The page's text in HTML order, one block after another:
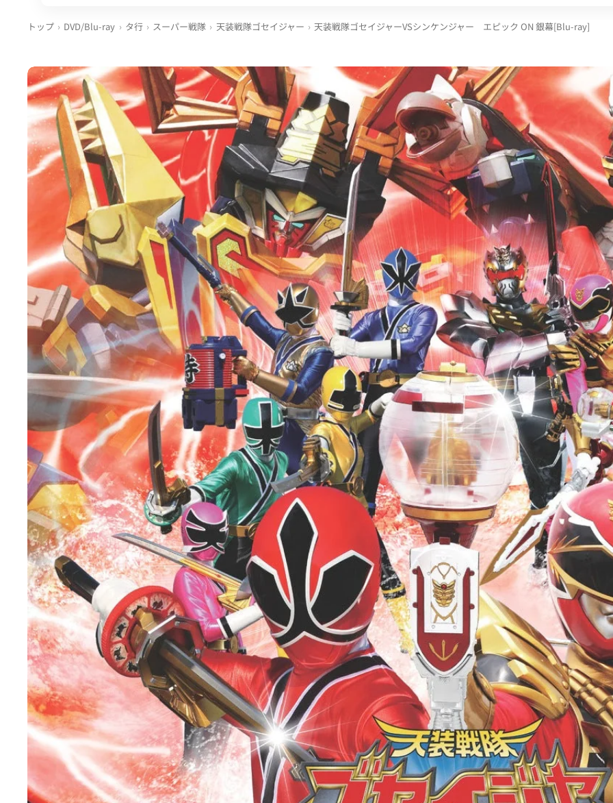
トップ DVD/Blu-ray タ行 スーパー戦隊 天装戦隊ゴセイジャー 天装戦隊ゴセイジャーVSシンケンジャー エピック ON 銀幕[Blu-ray]